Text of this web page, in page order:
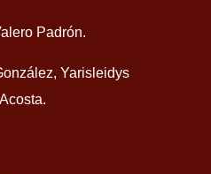
Padrón.
Yarisleidys